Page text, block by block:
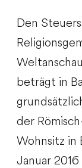
Den
beträgt in
der
Wohnsitz in
Januar